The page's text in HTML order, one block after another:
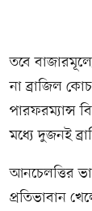
তবে
না ব্রাজিল
পারফরম্যান্স
মধ্যে দুজনই
আনচেলত্তির
প্রতিভাবান